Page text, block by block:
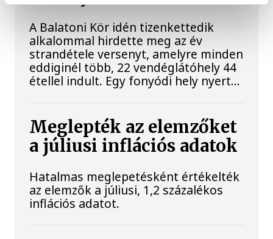
A Balatoni Kör idén tizenkettedik
alkalommal hirdette meg az év
strandétele versenyt, amelyre minden
eddiginél több, 22 vendéglátóhely 44
étellel indult. Egy fonyódi hely nyert...
Meglepték az elemzőket
a júliusi inflációs adatok
Hatalmas meglepetésként értékelték
az elemzők a júliusi, 1,2 százalékos
inflációs adatot.